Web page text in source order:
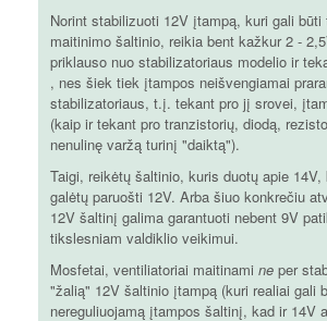
Norint stabilizuoti 12V įtampą, kuri gali
maitinimo šaltinio, reikia bent kažkur 2 -
priklauso nuo stabilizatoriaus modelio ir
, nes šiek tiek įtampos neišvengiamai
stabilizatoriaus, t.į. tekant pro jį srovei,
(kaip ir tekant pro tranzistorių, diodą,
nenulinę varžą turinį "daiktą").
Taigi, reikėtų šaltinio, kuris duotų apie
galėtų paruošti 12V. Arba šiuo konkrečiu
12V šaltinį galima garantuoti nebent 9V
tikslesniam valdiklio veikimui.
Mosfetai, ventiliatoriai maitinami ne per
"žalią" 12V šaltinio įtampą (kuri realiai gali
nereguliuojamą įtampos šaltinį, kad ir 14V